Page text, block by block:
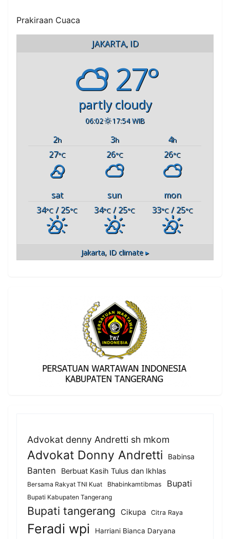
Prakiraan Cuaca
JAKARTA, ID
27°
partly cloudy
06:02 17:54 WIB
2h 3h 4h
27°C 26°C 26°C
sat sun
mon
34°C / 25°C 34°C / 25°C 33°C/ 25°C
Jakarta, ID climate ▸
Advokat denny Andretti sh mkom
Advokat Donny Andretti Babinsa
Banten Berbuat Kasih Tulus dan Ikhlas
Bersama Rakyat TNI Kuat Bhabinkamtibmas Bupati
Bupati Kabupaten Tangerang
Bupati tangerang Cikupa Citra Raya
Feradi wpi Harriani Bianca Daryana